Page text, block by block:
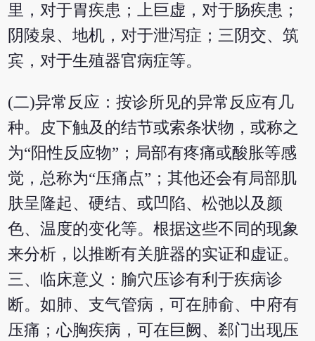
里，对于胃疾患；上巨虚，对于肠疾患；
阴陵泉、地机，对于泄泻症；三阴交、筑
宾，对于生殖器官病症等。
(二)异常反应：按诊所见的异常反应有几
种。皮下触及的结节或索条状物，或称之
为“阳性反应物”；局部有疼痛或酸胀等感
觉，总称为“压痛点”；其他还会有局部肌
肤呈隆起、硬结、或凹陷、松弛以及颜
色、温度的变化等。根据这些不同的现象
来分析，以推断有关脏器的实证和虚证。
三、临床意义：腧穴压诊有利于疾病诊
断。如肺、支气管病，可在肺俞、中府有
压痛；心胸疾病，可在巨阙、郄门出现压